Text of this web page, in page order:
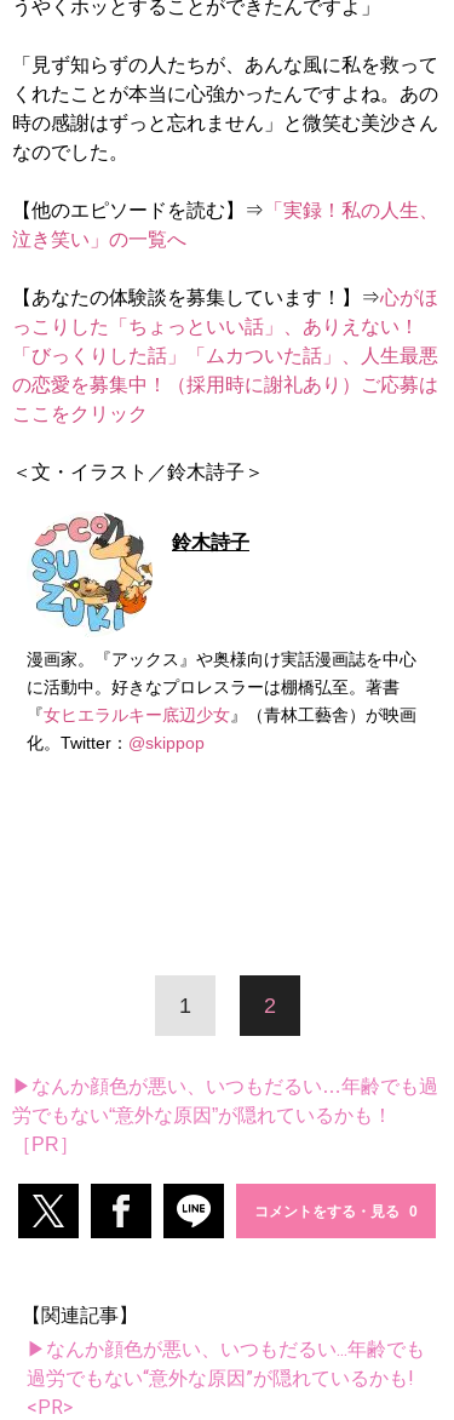
うやくホッとすることができたんですよ」
「見ず知らずの人たちが、あんな風に私を救って
くれたことが本当に心強かったんですよね。あの
時の感謝はずっと忘れません」と微笑む美沙さん
なのでした。
【他のエピソードを読む】⇒ 「実録！私の人生、
泣き笑い」の一覧へ
【あなたの体験談を募集しています！】⇒心がほ
っこりした「ちょっといい話」、ありえない！
「びっくりした話」「ムカついた話」、人生最悪
の恋愛を募集中！（採用時に謝礼あり）ご応募は
ここをクリック
＜文・イラスト／鈴木詩子＞
鈴木詩子
漫画家。『アックス』や奥様向け実話漫画誌を中心
に活動中。好きなプロレスラーは棚橋弘至。著書
『女ヒエラルキー底辺少女』（青林工藝舎）が映画
化。Twitter： @skippop
1 2
▶なんか顔色が悪い、いつもだるい…年齢でも過
労でもない“意外な原因”が隠れているかも！
［PR］
コメントをする・見る
【関連記事】
▶なんか顔色が悪い、いつもだるい...年齢でも
過労でもない“意外な原因”が隠れているかも!
<PR>